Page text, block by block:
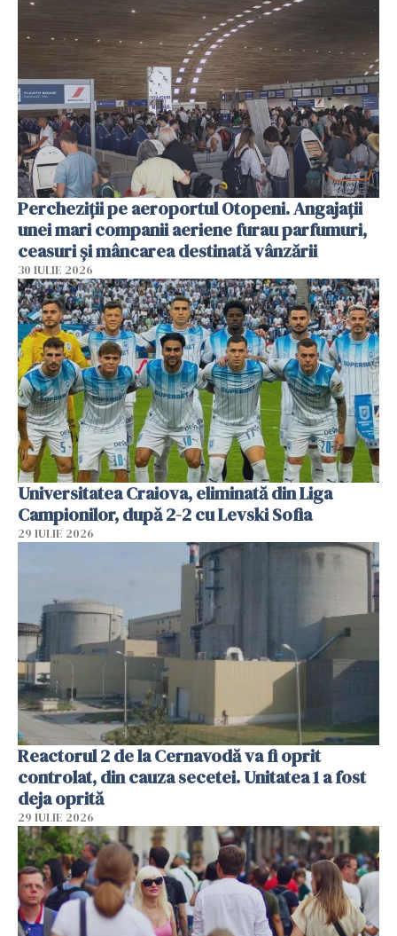
Percheziții pe aeroportul Otopeni. Angajații
unei mari companii aeriene furau parfumuri,
ceasuri și mâncarea destinată vânzării
30 IULIE 2026
Universitatea Craiova, eliminată din Liga
Campionilor, după 2-2 cu Levski Sofia
29 IULIE 2026
Reactorul 2 de la Cernavodă va fi oprit
controlat, din cauza secetei. Unitatea 1 a fost
deja oprită
29 IULIE 2026